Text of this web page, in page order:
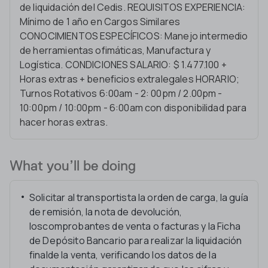
de liquidación del Cedis. REQUISITOS EXPERIENCIA:
Mínimo de 1 año en Cargos Similares
CONOCIMIENTOS ESPECÍFICOS: Manejo intermedio
de herramientas ofimáticas, Manufactura y
Logística. CONDICIONES SALARIO: $ 1.477.100 +
Horas extras + beneficios extralegales HORARIO;
Turnos Rotativos 6:00am - 2: 00pm / 2.00pm -
10:00pm / 10:00pm - 6:00am con disponibilidad para
hacer horas extras.
What you’ll be doing
Solicitar al transportista la orden de carga, la guía
de remisión, la nota de devolución,
loscomprobantes de venta o facturas y la Ficha
de Depósito Bancario para realizar la liquidación
finalde la venta, verificando los datos de la